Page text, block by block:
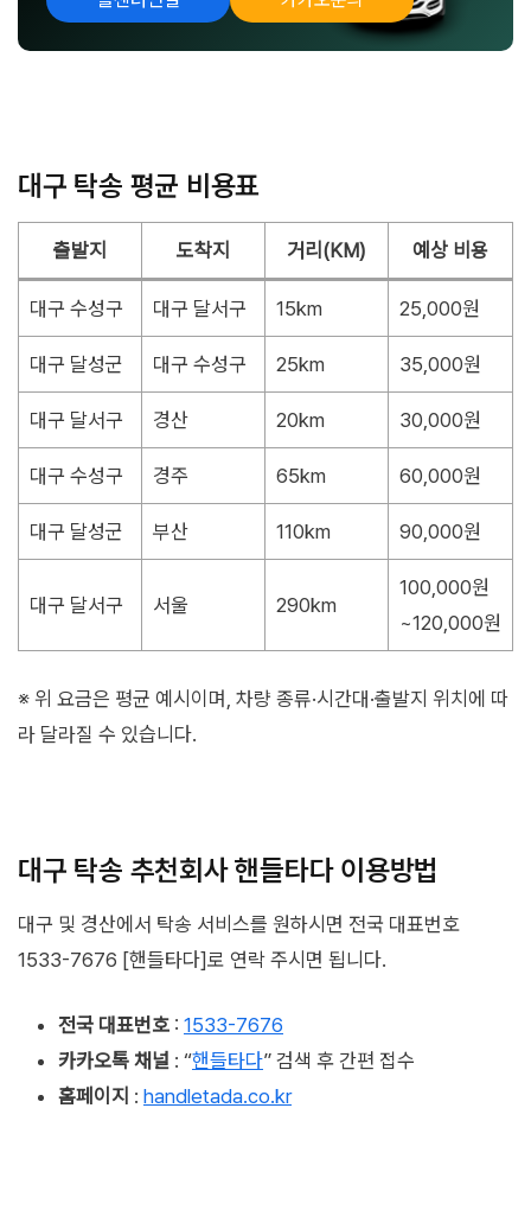
대구 탁송 평균 비용표
출발지 도착지 거리(KM) 예상 비용
대구 수성구 대구 달서구 15km 25,000원
대구 달성군 대구 수성구 25km 35,000원
대구 달서구 경산 20km 30,000원
대구 수성구 경주 65km 60,000원
대구 달성군 부산 110km 90,000원
대구 달서구 서울 290km
100,000원
~120,000원
※ 위 요금은 평균 예시이며, 차량 종류·시간대·출발지 위치에 따
라 달라질 수 있습니다.
대구 탁송 추천회사 핸들타다 이용방법
대구 및 경산에서 탁송 서비스를 원하시면 전국 대표번호
1533-7676 [핸들타다]로 연락 주시면 됩니다.
전국 대표번호 : 1533-7676
카카오톡 채널 : “핸들타다” 검색 후 간편 접수
홈페이지 : handletada.co.kr